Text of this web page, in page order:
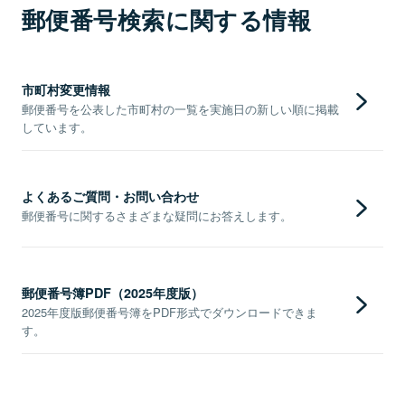
郵便番号検索に関する情報
市町村変更情報
郵便番号を公表した市町村の一覧を実施日の新しい順に掲載
しています。
よくあるご質問・お問い合わせ
郵便番号に関するさまざまな疑問にお答えします。
郵便番号簿PDF（2025年度版）
2025年度版郵便番号簿をPDF形式でダウンロードできま
す。